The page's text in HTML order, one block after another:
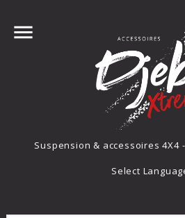

Suspension & accessoires
Select